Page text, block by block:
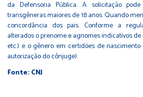
da Defensoria Pública. A solicitação
transgêneras maiores de 18 anos. Quando
concordância dos pais. Conforme a
alterados o prenome e agnomes indicativos
etc.) e o gênero em certidões de
autorização do cônjuge).
Fonte: CNJ